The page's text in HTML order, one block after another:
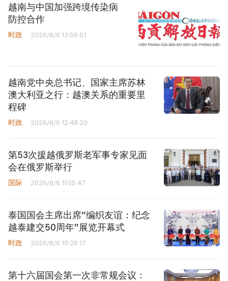
越南与中国加强跨境传染病
防控合作
时政 2026/8/6 13:56:51
越南党中央总书记、国家主席苏林
澳大利亚之行：越澳关系的重要里
程碑
时政 2026/8/6 12:48:20
第53次援越俄罗斯老军事专家见面
会在俄罗斯举行
国际 2026/8/6 11:05:47
泰国国会主席出席“编织友谊：纪念
越泰建交50周年”展览开幕式
时政 2026/8/6 10:26:17
第十六届国会第一次非常规会议：